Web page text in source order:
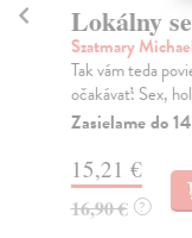
Lokálny
Szatmary
Tak vám teda
očakávať: Sex,
Zasielame do
15,21 €
16,90 € ?